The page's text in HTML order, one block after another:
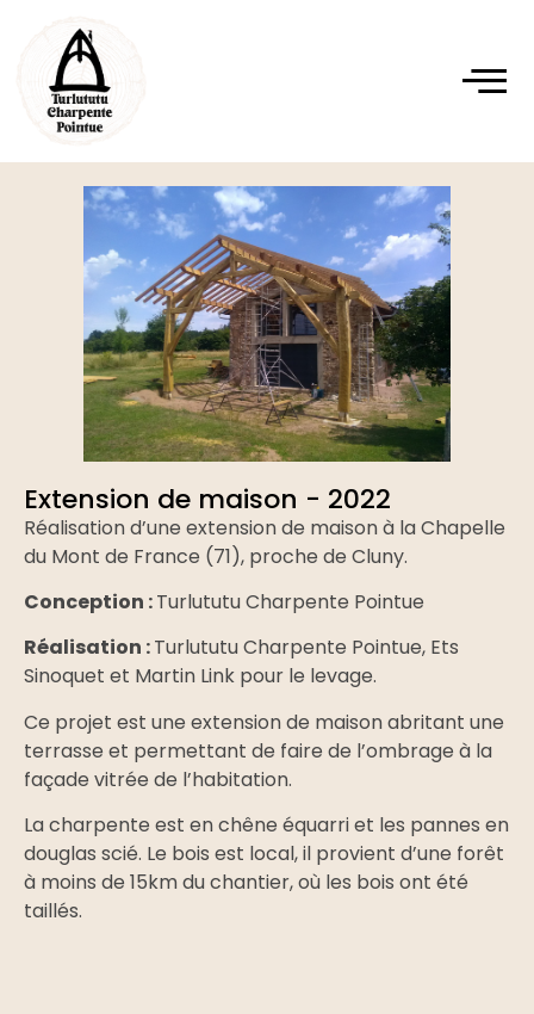
Extension de maison - 2022
Réalisation d’une extension de maison à la Chapelle
du Mont de France (71), proche de Cluny.
Conception :Turlututu Charpente Pointue
Réalisation :Turlututu Charpente Pointue, Ets
Sinoquet et Martin Link pour le levage.
Ce projet est une extension de maison abritant une
terrasse et permettant de faire de l’ombrage à la
façade vitrée de l’habitation.
La charpente est en chêne équarri et les pannes en
douglas scié. Le bois est local, il provient d’une forêt
à moins de 15km du chantier, où les bois ont été
taillés.